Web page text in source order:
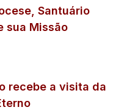
Santuário
sua Missão
recebe a visita da